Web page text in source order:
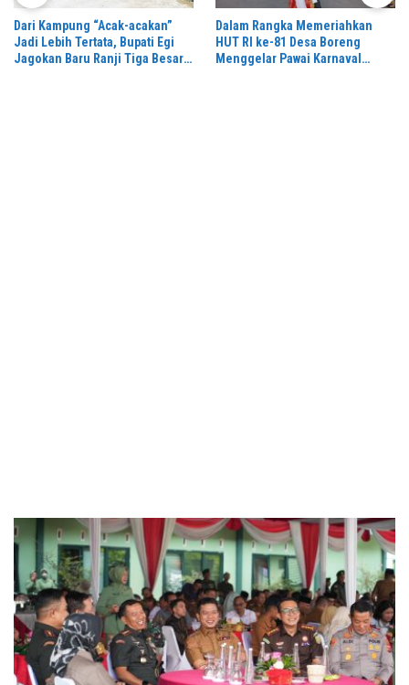
Dari Kampung “Acak-acakan”
Jadi Lebih Tertata, Bupati Egi
Jagokan Baru Ranji Tiga Besar
Dalam Rangka Memeriahkan
HUT RI ke-81 Desa Boreng
Menggelar Pawai Karnaval